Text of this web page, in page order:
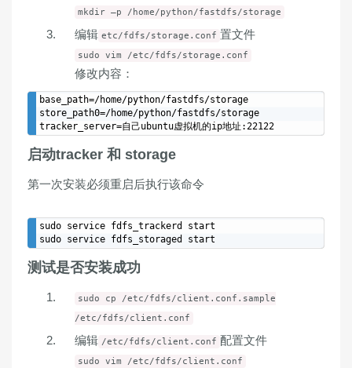
mkdir –p /home/python/fastdfs/storage
编辑 etc/fdfs/storage.conf 置文件
sudo vim /etc/fdfs/storage.conf
修改内容：
base_path=/home/python/fastdfs/storage
store_path0=/home/python/fastdfs/storage
启动tracker 和 storage
第一次安装必须重启后执行该命令
sudo service fdfs_trackerd start
测试是否安装成功
sudo cp /etc/fdfs/client.conf.sample
/etc/fdfs/client.conf
编辑 /etc/fdfs/client.conf 配置文件
sudo vim /etc/fdfs/client.conf